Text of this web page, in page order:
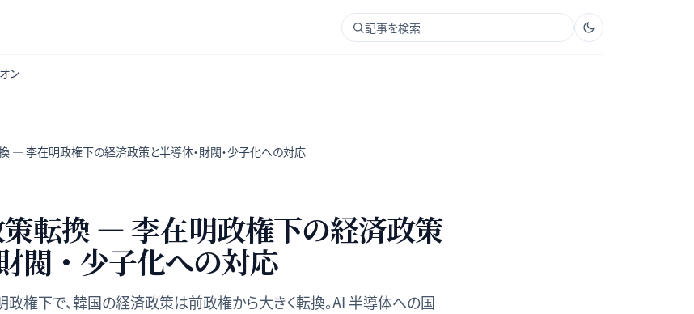
記事を検索
ン
— 李在明政権下の経済政策と半導体・財閥・少子化への対応
転換 — 李在明政権下の経済政策
閥・少子化への対応
権下で、韓国の経済政策は前政権から大きく転換。AI 半導体への国